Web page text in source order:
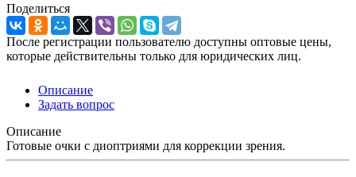
Поделиться
После регистрации пользователю доступны оптовые цены,
которые действительны только для юридических лиц.
Описание
Задать вопрос
Описание
Готовые очки с диоптриями для коррекции зрения.